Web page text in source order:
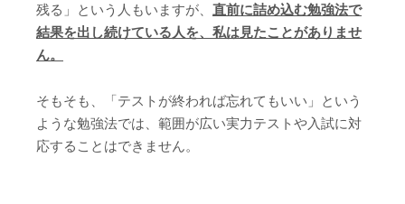
残る」という人もいますが、 直前に詰め込む勉強法で
結果を出し続けている人を、私は見たことがありませ
ん。
そもそも、「テストが終われば忘れてもいい」という
ような勉強法では、範囲が広い実力テストや入試に対
応することはできません。